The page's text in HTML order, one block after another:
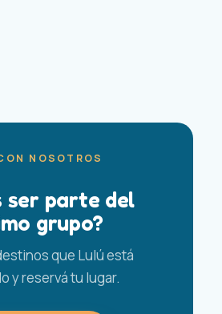
NOSOTROS
ser parte del
grupo?
que Lulú está
y reservá tu lugar.